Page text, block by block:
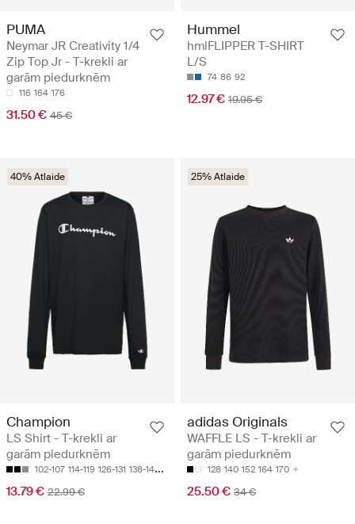
PUMA
Neymar JR Creativity 1/4
Zip Top Jr - T-krekli ar
garām piedurknēm
116 164 176
31.50 € 45 €
Hummel
hmlFLIPPER T-SHIRT
L/S
74 86 92
12.97 € 19.95 €
40% Atlaide
Champion
LS Shirt - T-krekli ar
garām piedurknēm
102-107 114-119 126-131 138-143 150-155
13.79 € 22.99 €
25% Atlaide
adidas Originals
WAFFLE LS - T-krekli ar
garām piedurknēm
128 140 152 164 170
25.50 € 34 €